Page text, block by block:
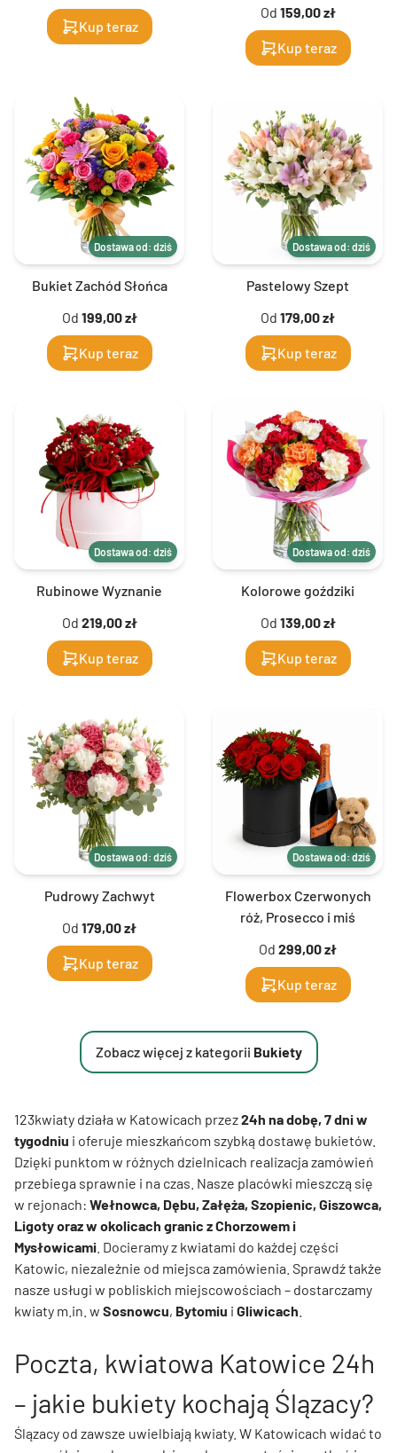
Kup teraz
Od 159,00 zł
Kup teraz
Dostawa od: dziś
Bukiet Zachód Słońca
Od 199,00 zł
Kup teraz
Dostawa od: dziś
Pastelowy Szept
Od 179,00 zł
Kup teraz
Dostawa od: dziś
Rubinowe Wyznanie
Od 219,00 zł
Kup teraz
Dostawa od: dziś
Kolorowe goździki
Od 139,00 zł
Kup teraz
Dostawa od: dziś
Pudrowy Zachwyt
Od 179,00 zł
Kup teraz
Dostawa od: dziś
Flowerbox Czerwonych
róż, Prosecco i miś
Od 299,00 zł
Kup teraz
Zobacz więcej z kategorii Bukiety
123kwiaty działa w Katowicach przez24h na dobę, 7 dni w
tygodniu i oferuje mieszkańcom szybką dostawę bukietów.
Dzięki punktom w różnych dzielnicach realizacja zamówień
przebiega sprawnie i na czas. Nasze placówki mieszczą się
w rejonach: Wełnowca, Dębu, Załęża, Szopienic, Giszowca,
Ligoty oraz w okolicach granic z Chorzowem i
Mysłowicami . Docieramy z kwiatami do każdej części
Katowic, niezależnie od miejsca zamówienia. Sprawdź także
nasze usługi w pobliskich miejscowościach – dostarczamy
kwiaty m.in. w Sosnowcu, Bytomiu i Gliwicach
Poczta, kwiatowa Katowice 24h
– jakie bukiety kochają Ślązacy?
Ślązacy od zawsze uwielbiają kwiaty. W Katowicach widać to